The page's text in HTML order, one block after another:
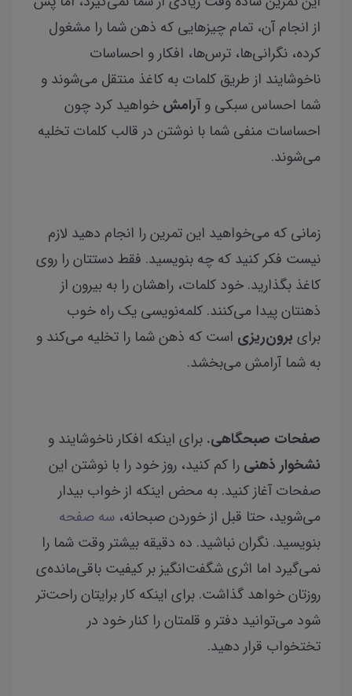
از انجام آن، تمام چیزهایی که ذهن شما را مشغول
کرده، نگرانی‌ها، ترس‌ها، افکار و احساسات
ناخوشایند از طریق کلمات به کاغذ منتقل می‌شوند و
شما احساس سبکی وآرامش خواهید کرد چون
احساسات منفی شما با نوشتن در قالب کلمات تخلیه
می‌شوند.
زمانی که می‌خواهید این تمرین را انجام دهید لازم
نیست فکر کنید که چه بنویسید. فقط دستتان را روی
کاغذ بگذارید. خود کلمات، راهشان را به بیرون از
ذهنتان پیدا می‌کنند. کلمه‌نویسی یک راه خوب
برای برون‌ریزی است که ذهن شما را تخلیه می‌کند و
به شما آرامش می‌بخشد.
صفحات صبحگاهی. برای اینکه افکار ناخوشایند و
نشخوار ذهنی را کم کنید، روز خود را با نوشتن این
صفحات آغاز کنید. به محض اینکه از خواب بیدار
می‌شوید، حتا قبل از خوردن صبحانه، سه صفحه
بنویسید. نگران نباشید. ده دقیقه بیشتر وقت شما را
نمی‌گیرد اما اثری شگفت‌انگیز بر کیفیت باقی‌مانده‌ی
روزتان خواهد گذاشت. برای اینکه کار برایتان راحت‌تر
شود می‌توانید دفتر و قلمتان را کنار خود در
تختخواب قرار دهید.